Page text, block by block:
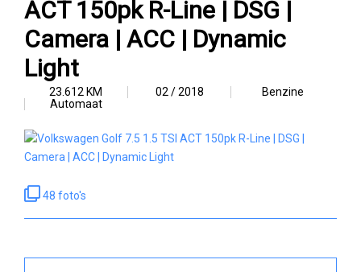
ACT 150pk R-Line | DSG |
Camera | ACC | Dynamic
Light
23.612 KM 02 / 2018
Benzine
Automaat
48 foto's